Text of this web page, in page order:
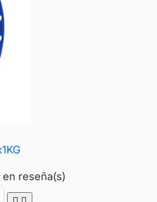
en reseña(s)